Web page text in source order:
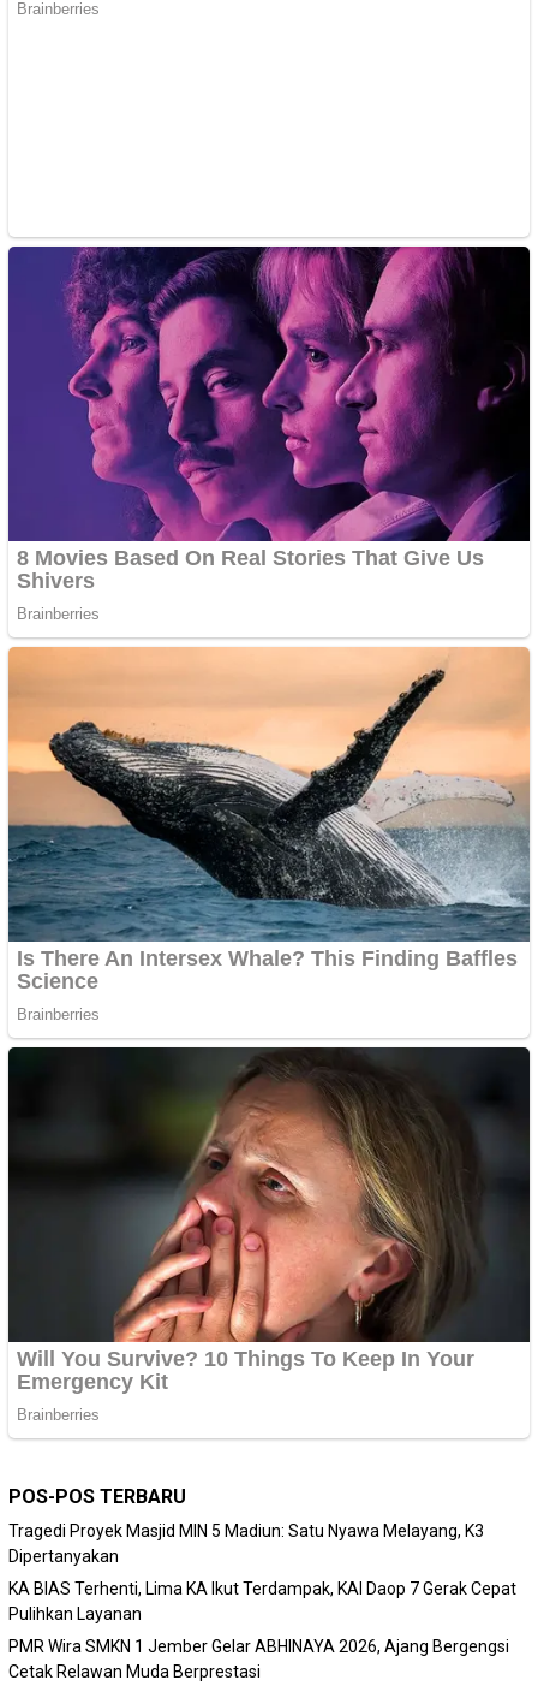
POS-POS TERBARU
Tragedi Proyek Masjid MIN 5 Madiun: Satu Nyawa Melayang, K3
Dipertanyakan
KA BIAS Terhenti, Lima KA Ikut Terdampak, KAI Daop 7 Gerak Cepat
Pulihkan Layanan
PMR Wira SMKN 1 Jember Gelar ABHINAYA 2026, Ajang Bergengsi
Cetak Relawan Muda Berprestasi